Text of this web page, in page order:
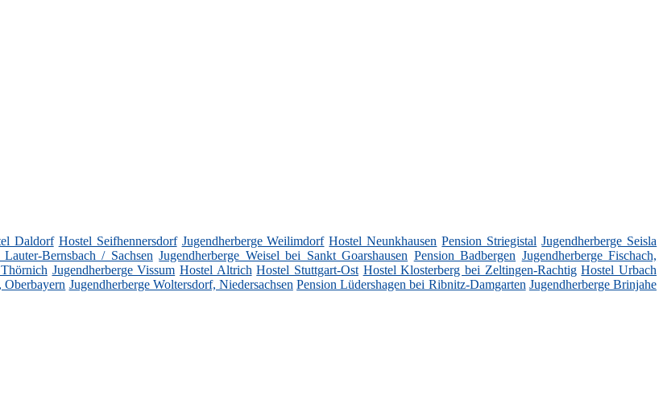
Daldorf Hostel Seifhennersdorf Jugendherberge Weilimdorf Hostel Neunkhausen Pension Striegistal Jugendherberge Seisla
Lauter-Bernsbach / Sachsen Jugendherberge Weisel bei Sankt Goarshausen Pension Badbergen Jugendherberge Fischach,
Jugendherberge Vissum Hostel Altrich Hostel Stuttgart-Ost Hostel Klosterberg bei Zeltingen-Rachtig Hostel Urbach
Oberbayern Jugendherberge Woltersdorf, Niedersachsen Pension Lüdershagen bei Ribnitz-Damgarten Jugendherberge Brinjahe